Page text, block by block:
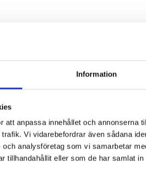
Information
att anpassa innehållet och annonserna
Vi vidarebefordrar även sådana
analysföretag som vi samarbetar
tillhandahållit eller som de har samlat